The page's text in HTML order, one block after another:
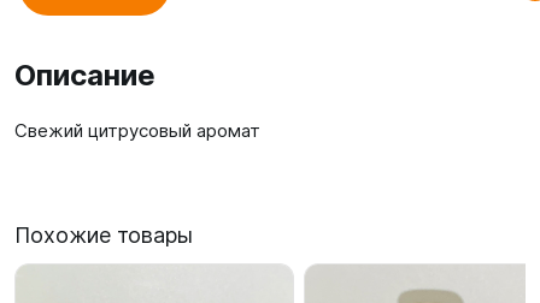
Описание
Свежий цитрусовый аромат
Похожие товары